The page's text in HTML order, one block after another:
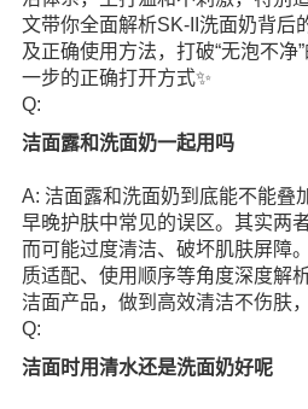
文带你全面解析SK-II洗面奶背后
及正确使用方法，打破“无泡不净
一步的正确打开方式✨
Q:
洁面露和洗面奶一起用吗
A: 洁面露和洗面奶到底能不能叠
早晚护肤中常见的误区。其实两
而可能过度清洁、破坏肌肤屏障
质适配、使用顺序等角度深度解
洁面产品，做到高效清洁不伤肤
Q:
洁面时用清水还是洗面奶好呢